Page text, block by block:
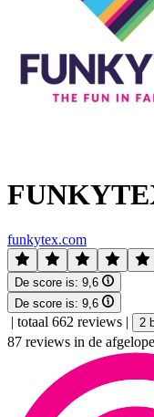
funkytex.com
De score is: 9,6
De score is: 9,6
| totaal 662 reviews | 2
87 reviews in de